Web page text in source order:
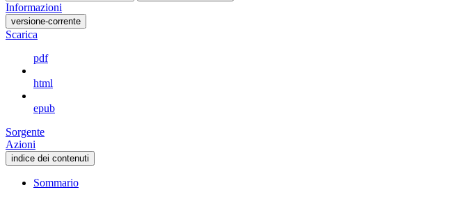
Informazioni
versione-corrente
Scarica
pdf
html
epub
Sorgente
Azioni
indice dei contenuti
Sommario